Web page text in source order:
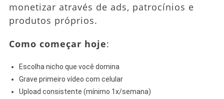
monetizar através de ads, patrocínios e
produtos próprios.
Como começar hoje:
Escolha nicho que você domina
Grave primeiro vídeo com celular
Upload consistente (mínimo 1x/semana)